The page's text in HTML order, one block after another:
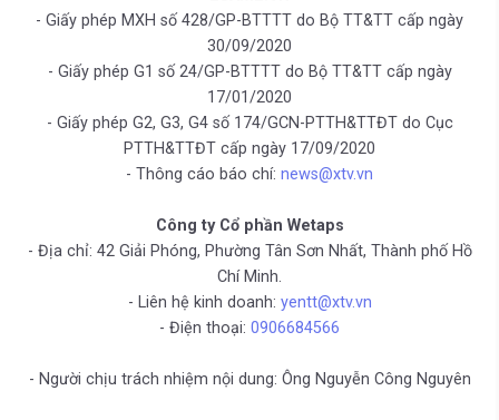
- Giấy phép MXH số 428/GP-BTTTT do Bộ TT&TT cấp ngày
30/09/2020
- Giấy phép G1 số 24/GP-BTTTT do Bộ TT&TT cấp ngày
17/01/2020
- Giấy phép G2, G3, G4 số 174/GCN-PTTH&TTĐT do Cục
PTTH&TTĐT cấp ngày 17/09/2020
- Thông cáo báo chí: news@xtv.vn
Công ty Cổ phần Wetaps
- Địa chỉ: 42 Giải Phóng, Phường Tân Sơn Nhất, Thành phố Hồ
Chí Minh.
- Liên hệ kinh doanh: yentt@xtv.vn
- Điện thoại: 0906684566
- Người chịu trách nhiệm nội dung: Ông Nguyễn Công Nguyên